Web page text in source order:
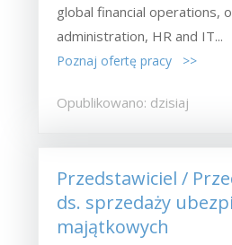
global financial operations,
administration, HR and IT...
Poznaj ofertę pracy >>
Opublikowano: dzisiaj
Przedstawiciel /
ds. sprzedaży
majątkowych